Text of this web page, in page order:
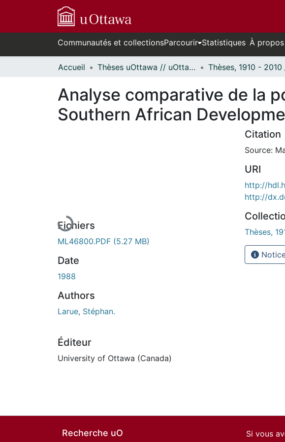
Communautés et collectionsParcourir Statistiques À propos
Accueil Thèses uOttawa // uOttawa Theses
Analyse comparative de la
Southern African
En cours de chargement...
Fichiers
ML46800.PDF (5.27 MB)
Date
1988
Authors
Larue, Stéphan.
Éditeur
University of Ottawa (Canada)
Citation
Source:
URI
http://
http://
Thèses,
Recherche uO
Si vous